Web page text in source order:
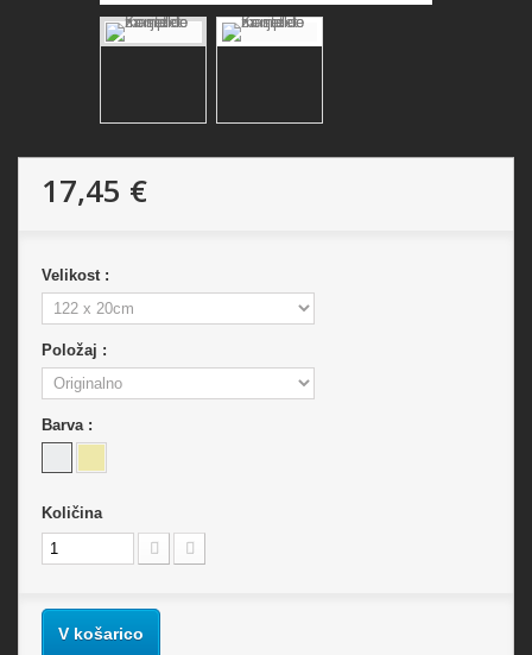
17,45 €
Velikost :
Položaj :
Barva :
Količina
V košarico